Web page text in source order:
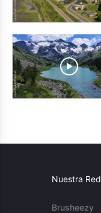
Nuestra Red
Brusheezy